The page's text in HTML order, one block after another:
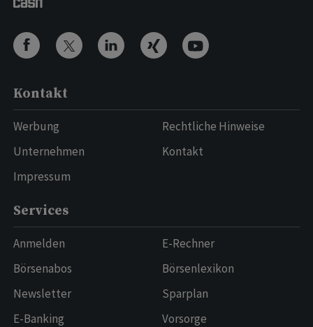
Kontakt
Werbung
Unternehmen
Impressum
Rechtliche Hinweise
Kontakt
Services
Anmelden
Börsenabos
Newsletter
E-Banking
E-Rechner
Börsenlexikon
Sparplan
Vorsorge